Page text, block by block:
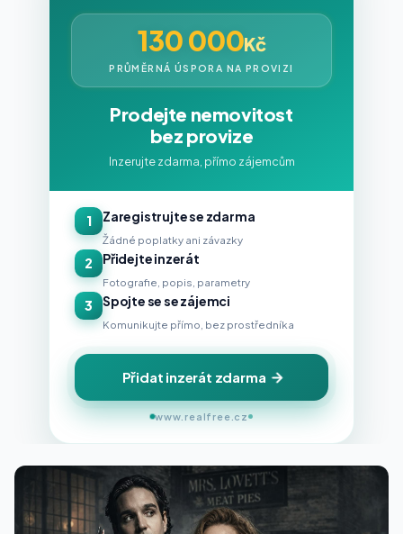
130 000Kč
PRŮMĚRNÁ ÚSPORA NA PROVIZI
Prodejte nemovitost
bez provize
Inzerujte zdarma, přímo zájemcům
1 Zaregistrujte se zdarma
Žádné poplatky ani závazky
2 Přidejte inzerát
Fotografie, popis, parametry
3 Spojte se se zájemci
Komunikujte přímo, bez prostředníka
Přidat inzerát zdarma
www.realfree.cz